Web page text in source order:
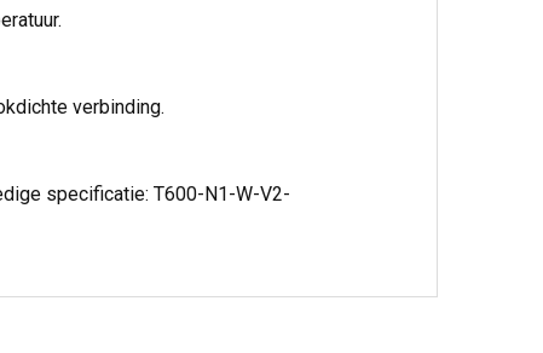
verbinding.
specificatie: T600-N1-W-V2-